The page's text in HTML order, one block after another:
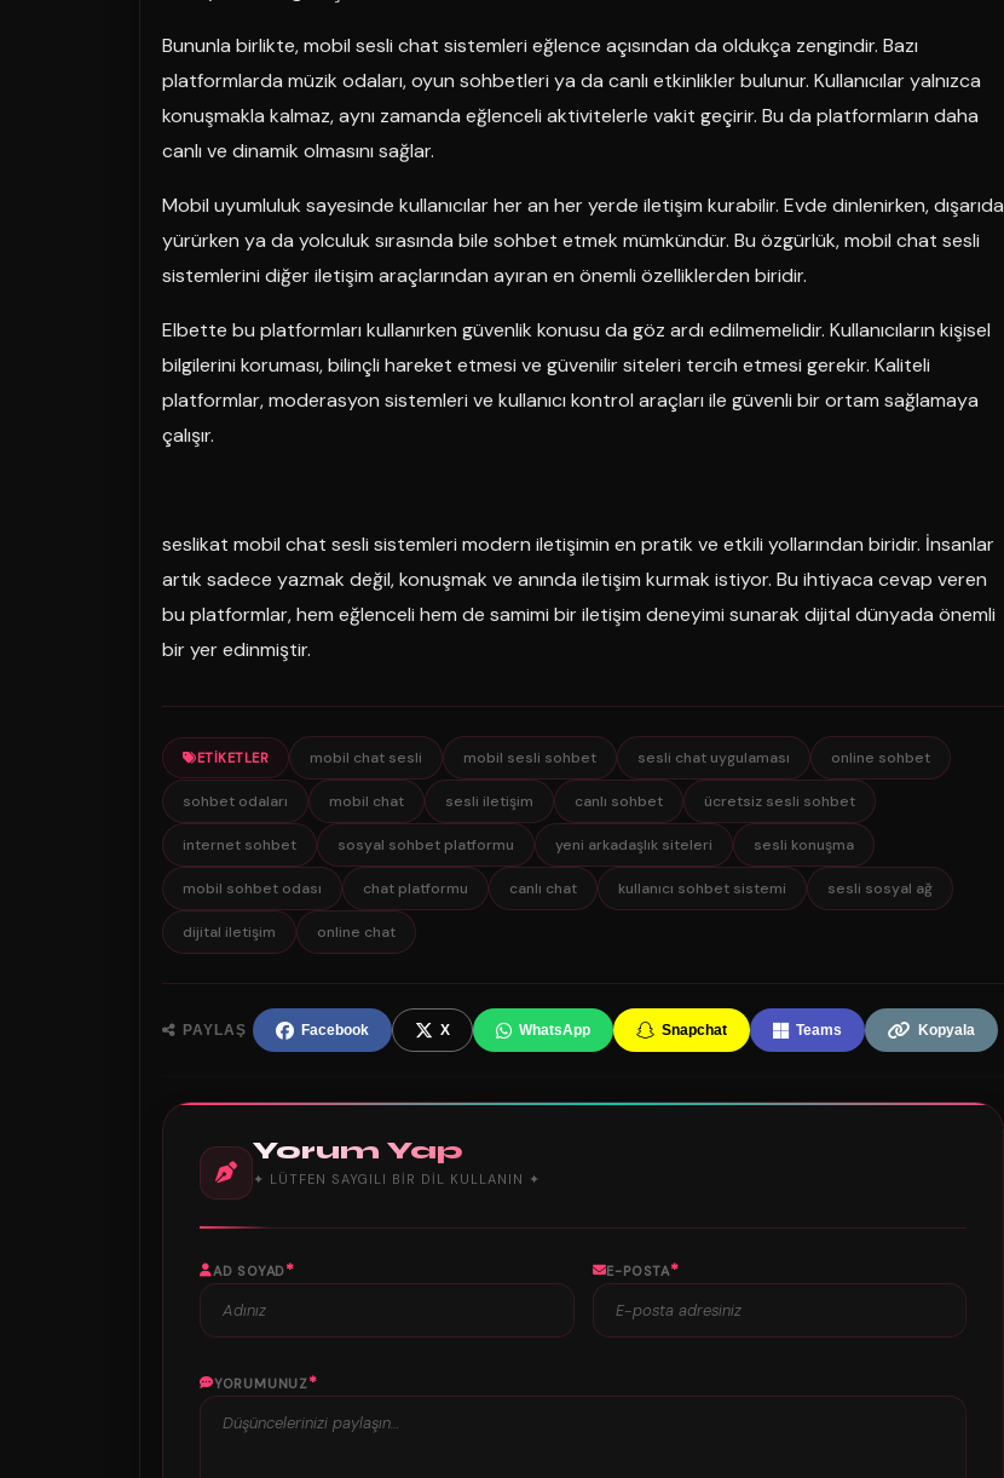
Bununla birlikte, mobil sesli chat sistemleri eğlence açısından da oldukça zengindir. Bazı
platformlarda müzik odaları, oyun sohbetleri ya da canlı etkinlikler bulunur. Kullanıcılar yalnızca
konuşmakla kalmaz, aynı zamanda eğlenceli aktivitelerle vakit geçirir. Bu da platformların daha
canlı ve dinamik olmasını sağlar.
Mobil uyumluluk sayesinde kullanıcılar her an her yerde iletişim kurabilir. Evde dinlenirken, dışarıda
yürürken ya da yolculuk sırasında bile sohbet etmek mümkündür. Bu özgürlük, mobil chat sesli
sistemlerini diğer iletişim araçlarından ayıran en önemli özelliklerden biridir.
Elbette bu platformları kullanırken güvenlik konusu da göz ardı edilmemelidir. Kullanıcıların kişisel
bilgilerini koruması, bilinçli hareket etmesi ve güvenilir siteleri tercih etmesi gerekir. Kaliteli
platformlar, moderasyon sistemleri ve kullanıcı kontrol araçları ile güvenli bir ortam sağlamaya
çalışır.
seslikat mobil chat sesli sistemleri modern iletişimin en pratik ve etkili yollarından biridir. İnsanlar
artık sadece yazmak değil, konuşmak ve anında iletişim kurmak istiyor. Bu ihtiyaca cevap veren
bu platformlar, hem eğlenceli hem de samimi bir iletişim deneyimi sunarak dijital dünyada önemli
bir yer edinmiştir.
ETIKETLER mobil chat sesli mobil sesli sohbet sesli chat uygulaması online sohbet
sohbet odaları mobil chat sesli iletişim canlı sohbet ücretsiz sesli sohbet
internet sohbet sosyal sohbet platformu yeni arkadaşlık siteleri sesli konuşma
mobil sohbet odası chat platformu canlı chat kullanıcı sohbet sistemi sesli sosyal ağ
dijital iletişim online chat
PAYLAŞ Facebook X WhatsApp Snapchat Teams Kopyala
Yorum Yap
✦ LÜTFEN SAYGILI BIR DIL KULLANIN ✦
AD SOYAD* E-POSTA*
YORUMUNUZ*